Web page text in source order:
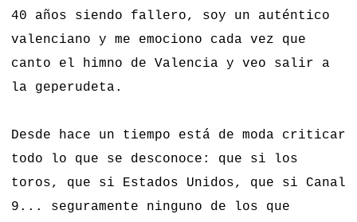
40 años siendo fallero, soy un auténtico
valenciano y me emociono cada vez que
canto el himno de Valencia y veo salir a
la geperudeta.
Desde hace un tiempo está de moda criticar
todo lo que se desconoce: que si los
toros, que si Estados Unidos, que si Canal
9... seguramente ninguno de los que